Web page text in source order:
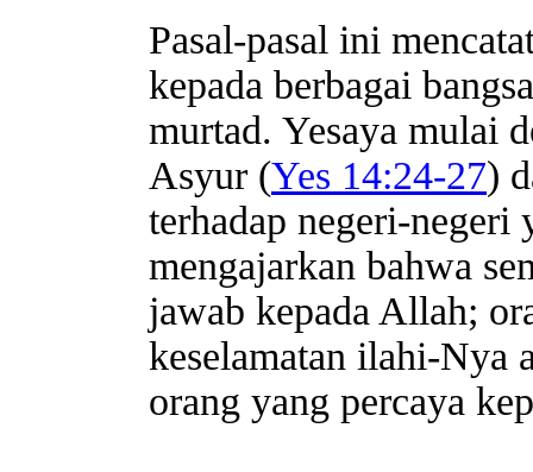
Pasal-pasal ini
kepada berbagai
murtad. Yesaya mulai
Asyur (Yes 14:24-27)
terhadap negeri-
mengajarkan bahwa
jawab kepada Allah;
keselamatan ilahi-Nya
orang yang percaya